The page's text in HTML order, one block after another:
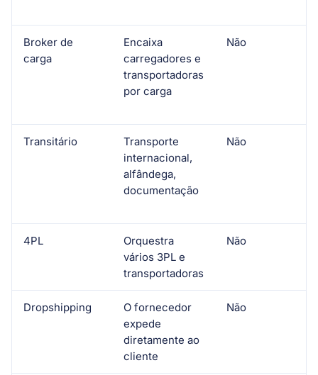
Broker de
carga
Encaixa
carregadores e
transportadoras
por carga
Não
Transitário
Transporte
internacional,
alfândega,
documentação
Não
4PL
Orquestra
vários 3PL e
transportadoras
Não
Dropshipping
O fornecedor
expede
diretamente ao
cliente
Não